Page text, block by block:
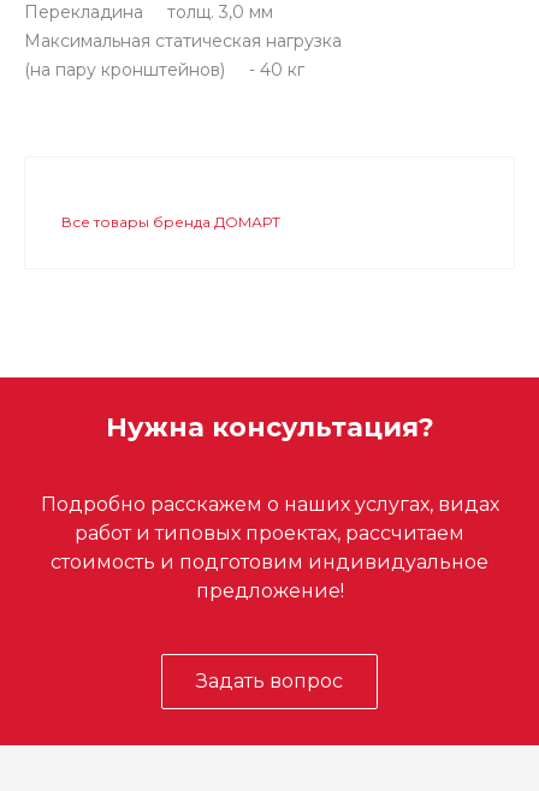
Перекладина толщ. 3,0 мм
Максимальная статическая нагрузка
(на пару кронштейнов) - 40 кг
Все товары бренда ДОМАРТ
Нужна консультация?
Подробно расскажем о наших услугах, видах
работ и типовых проектах, рассчитаем
стоимость и подготовим индивидуальное
предложение!
Задать вопрос